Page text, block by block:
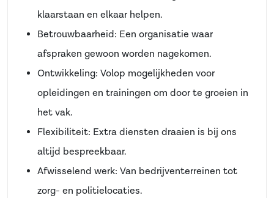
klaarstaan en elkaar helpen.
Betrouwbaarheid: Een organisatie waar
afspraken gewoon worden nagekomen.
Ontwikkeling: Volop mogelijkheden voor
opleidingen en trainingen om door te groeien in
het vak.
Flexibiliteit: Extra diensten draaien is bij ons
altijd bespreekbaar.
Afwisselend werk: Van bedrijventerreinen tot
zorg- en politielocaties.